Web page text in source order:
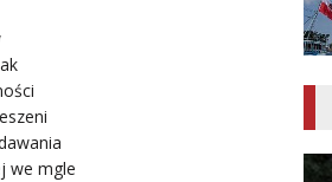
we mgle